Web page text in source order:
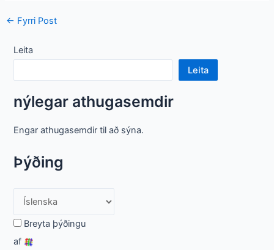
Post
← Fyrri Post
Leita
Leita
nýlegar athugasemdir
Engar athugasemdir til að sýna.
Þýðing
Breyta þýðingu
af